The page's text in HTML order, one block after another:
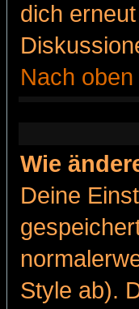
dich
Nach oben
Wie
Deine
Style ab).